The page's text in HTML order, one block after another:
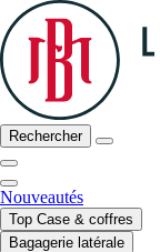
Rechercher
Nouveautés
Top Case & coffres
Bagagerie latérale